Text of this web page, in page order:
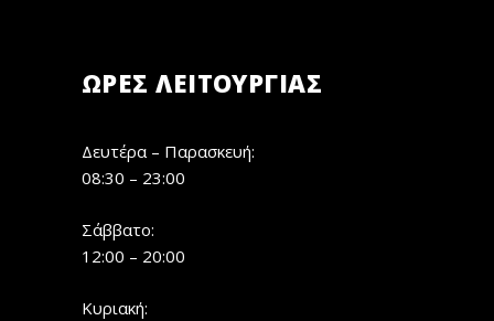
ΏΡΕΣ ΛΕΙΤΟΥΡΓΊΑΣ
Δευτέρα – Παρασκευή:
08:30 – 23:00
Σάββατο:
12:00 – 20:00
Κυριακή: